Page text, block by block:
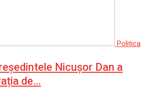
Politica
Nicușor Dan a
de…